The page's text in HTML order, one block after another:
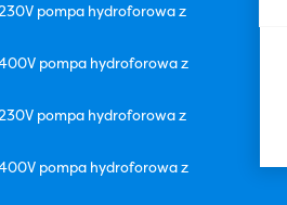
pompa hydroforowa z
pompa hydroforowa z
pompa hydroforowa z
pompa hydroforowa z